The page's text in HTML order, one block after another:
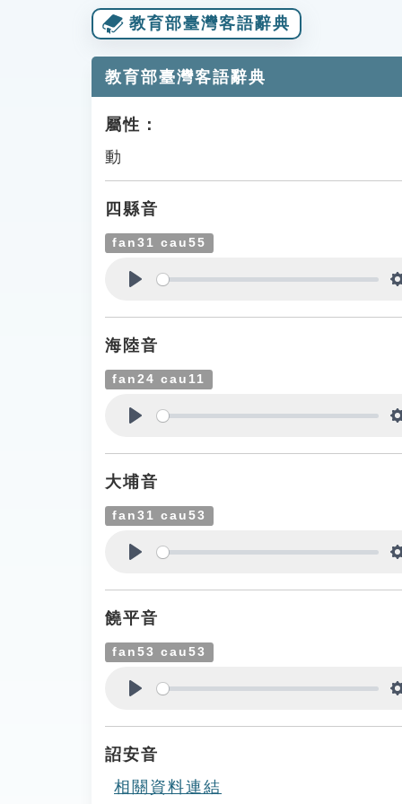
教育部臺灣客語辭典
教育部臺灣客語辭典
屬性：
動
四縣音
fan31 cau55
海陸音
fan24 cau11
大埔音
fan31 cau53
饒平音
fan53 cau53
詔安音
相關資料連結